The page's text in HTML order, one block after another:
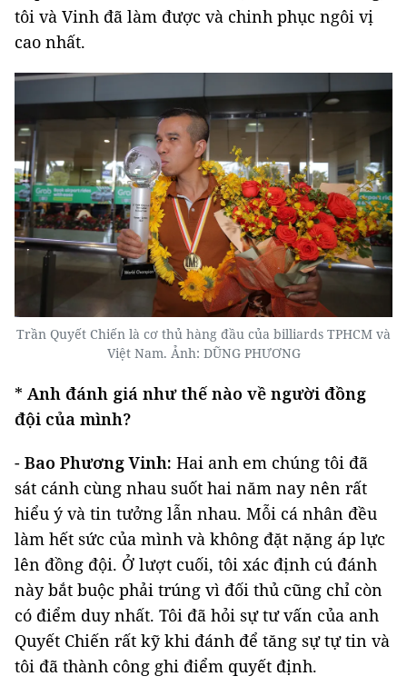
tôi và Vinh đã làm được và chinh phục ngôi vị
cao nhất.
Trần Quyết Chiến là cơ thủ hàng đầu của billiards TPHCM và
Việt Nam. Ảnh: DŨNG PHƯƠNG
* Anh đánh giá như thế nào về người đồng
đội của mình?
- Bao Phương Vinh: Hai anh em chúng tôi đã
sát cánh cùng nhau suốt hai năm nay nên rất
hiểu ý và tin tưởng lẫn nhau. Mỗi cá nhân đều
làm hết sức của mình và không đặt nặng áp lực
lên đồng đội. Ở lượt cuối, tôi xác định cú đánh
này bắt buộc phải trúng vì đối thủ cũng chỉ còn
có điểm duy nhất. Tôi đã hỏi sự tư vấn của anh
Quyết Chiến rất kỹ khi đánh để tăng sự tự tin và
tôi đã thành công ghi điểm quyết định.